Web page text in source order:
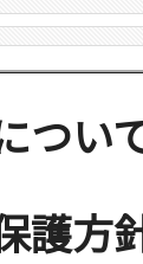
つい
護方